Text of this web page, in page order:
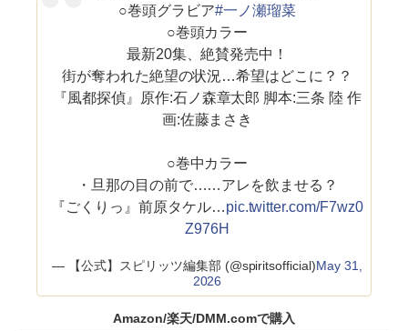
○巻頭グラビア#一ノ瀬瑠菜
○巻頭カラー
最新20集、絶賛発売中！
街が奪われた絶望の状況…希望はどこに？？
『風都探偵』原作:石ノ森章太郎 脚本:三条 陸 作
画:佐藤まさき
○巻中カラー
・旦那の目の前で……アレを飲ませる？
『ごくりっ』前原タケル…pic.twitter.com/F7wz0
Z976H
— 【公式】スピリッツ編集部 (@spiritsofficial)May 31,
2026
Amazon/楽天/DMM.comで購入